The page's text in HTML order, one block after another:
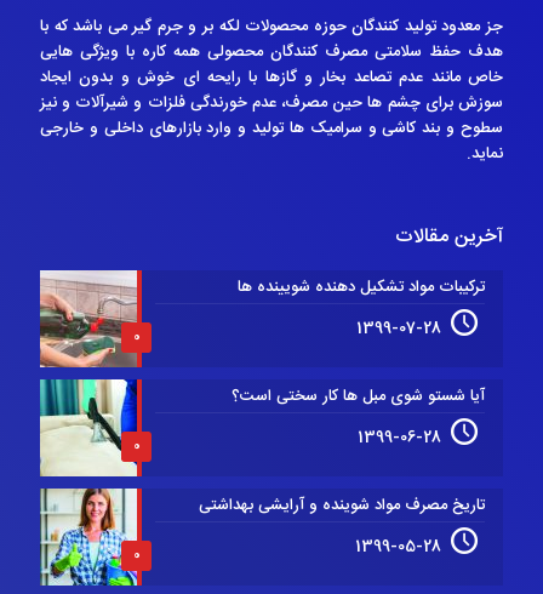
جز معدود تولید کنندگان حوزه محصولات لکه بر و جرم گیر می باشد که با
هدف حفظ سلامتی مصرف کنندگان محصولی همه کاره با ویژگی هایی
خاص مانند عدم تصاعد بخار و گازها با رایحه ای خوش و بدون ایجاد
سوزش برای چشم ها حین مصرف، عدم خورندگی فلزات و شیرآلات و نیز
سطوح و بند کاشی و سرامیک ها تولید و وارد بازارهای داخلی و خارجی
نماید.
آخرین مقالات
0
ترکیبات مواد تشکیل دهنده شویینده ها
1399-07-28
0
آیا شستو شوی مبل ها کار سختی است؟
1399-06-28
0
تاریخ مصرف مواد شوینده و آرایشی بهداشتی
1399-05-28